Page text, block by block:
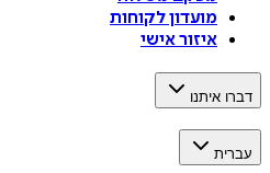
מועדון לקוחות
איזור אישי
דברו איתנו
עברית